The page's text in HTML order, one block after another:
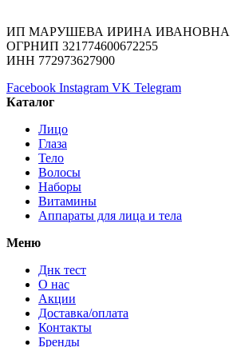
ИП МАРУШЕВА ИРИНА ИВАНОВНА
ОГРНИП 321774600672255
ИНН 772973627900
Facebook Instagram VK Telegram
Каталог
Лицо
Глаза
Тело
Волосы
Наборы
Витамины
Аппараты для лица и тела
Меню
Днк тест
О нас
Акции
Доставка/оплата
Контакты
Бренды